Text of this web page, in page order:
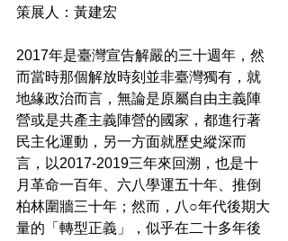
策展人：黃建宏
2017年是臺灣宣告解嚴的三十週年，然
而當時那個解放時刻並非臺灣獨有，就
地緣政治而言，無論是原屬自由主義陣
營或是共產主義陣營的國家，都進行著
民主化運動，另一方面就歷史縱深而
言，以2017-2019三年來回溯，也是十
月革命一百年、六八學運五十年、推倒
柏林圍牆三十年；然而，八○年代後期大
量的「轉型正義」，似乎在二十多年後